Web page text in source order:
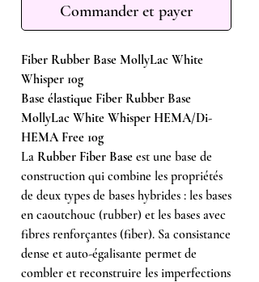
Commander et payer
Fiber Rubber Base MollyLac White
Whisper 10g
Base élastique Fiber Rubber Base
MollyLac White Whisper HEMA/Di-
HEMA Free 10g
La Rubber Fiber Base est une base de
construction qui combine les propriétés
de deux types de bases hybrides : les bases
en caoutchouc (rubber) et les bases avec
fibres renforçantes (fiber). Sa consistance
dense et auto-égalisante permet de
combler et reconstruire les imperfections